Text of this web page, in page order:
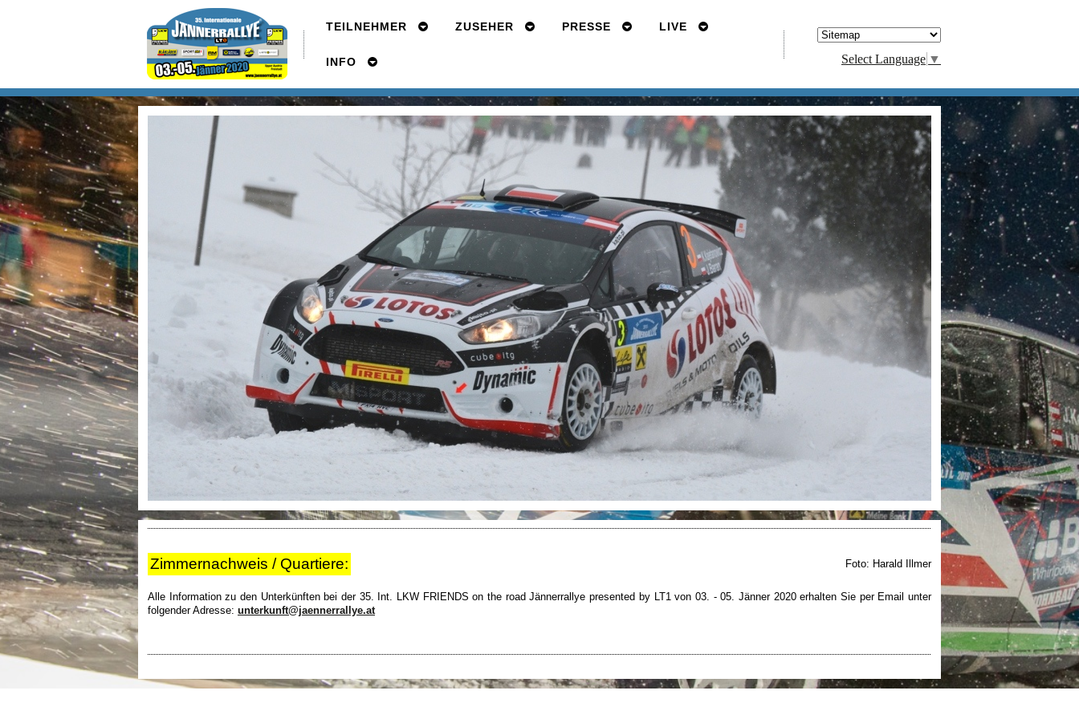
TEILNEHMER ZUSEHER PRESSE LIVE
INFO Select Language ▼
Zimmernachweis / Quartiere: Foto: Harald Illmer
Alle Information zu den Unterkünften bei der 35. Int. LKW FRIENDS on the road Jännerrallye presented by LT1 von 03. - 05. Jänner 2020 erhalten Sie per Email unter
folgender Adresse: unterkunft@jaennerrallye.at